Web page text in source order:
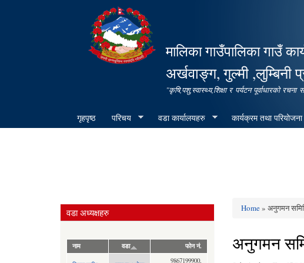
मालिका गाउँपालिका गाउँ
अर्खवाङ्ग, गुल्मी ,लुम्बिनी
"कृषि,पशु,स्वास्थ्य,शिक्षा र पर्यटन पूर्वाधारको
गृहपृष्ठ परिचय वडा कार्यालयहरु कार्यक्रम तथा परियोजना
वडा अध्यक्षहरु
नाम वडा फोन नं.
9867199900,
You are here
Home» अनुगमन
अनुगमन